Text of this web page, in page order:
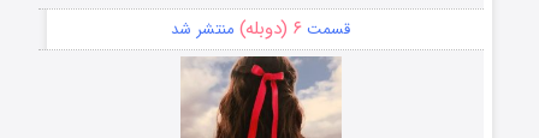
قسمت ۶ (دوبله) منتشر شد